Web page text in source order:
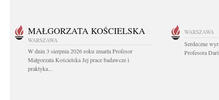
MAŁGORZATA KOŚCIELSKA
WARSZAWA
W dniu 3 sierpnia 2026 roku zmarła Profesor
Małgorzata Kościelska Jej prace badawcze i
praktyka...
WARSZAWA
Serdeczne
Profesora